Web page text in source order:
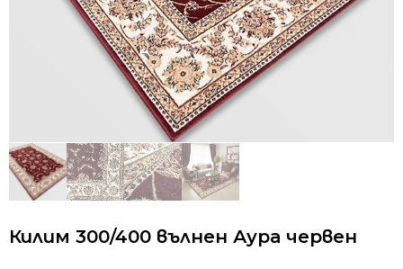
Килим 300/400 вълнен Аура червен